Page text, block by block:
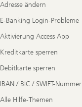
Adresse ändern
E-Banking Login-Probleme
Aktivierung Access App
Kreditkarte sperren
Debitkarte sperren
IBAN / BIC / SWIFT-Nummer
Alle Hilfe-Themen